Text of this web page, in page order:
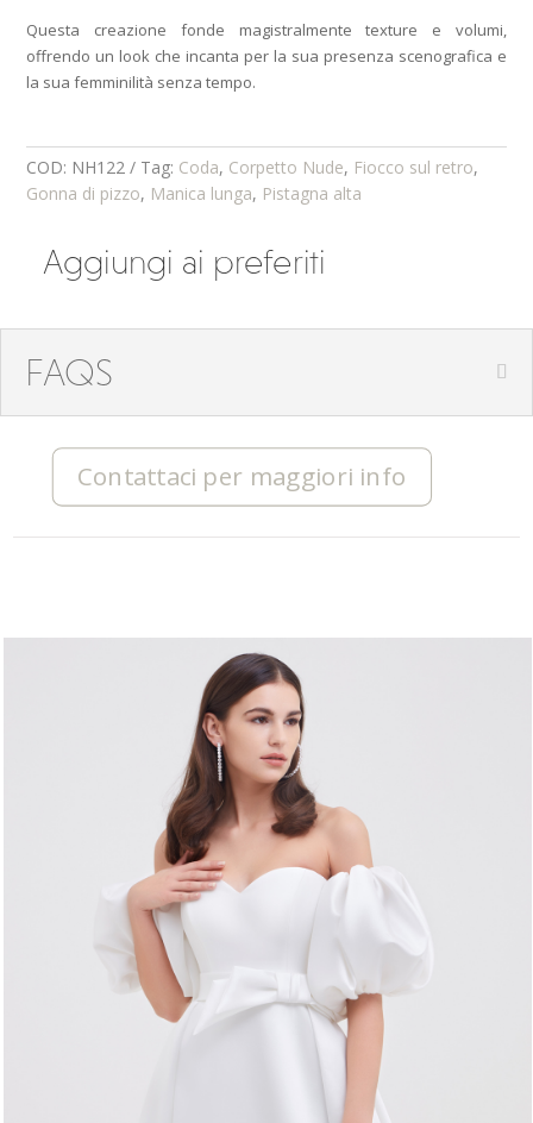
Questa creazione fonde magistralmente texture e volumi,
offrendo un look che incanta per la sua presenza scenografica e
la sua femminilità senza tempo.
COD: NH122 Tag: Coda, Corpetto Nude, Fiocco sul retro,
Gonna di pizzo, Manica lunga, Pistagna alta
Aggiungi ai preferiti
FAQS
Contattaci per maggiori info